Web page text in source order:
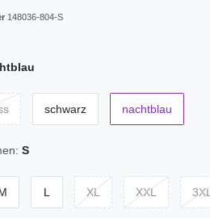
148036-804-S
schwarz nachtblau
S
L XL XXL 3XL